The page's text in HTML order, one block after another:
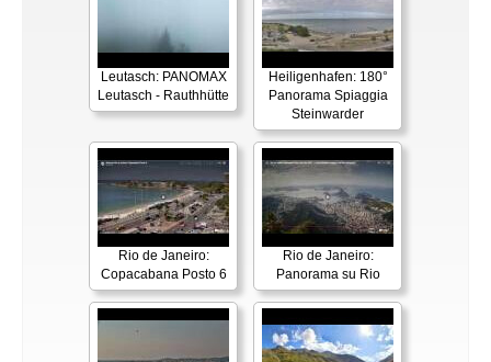
Leutasch: PANOMAX
Leutasch - Rauthhütte
Heiligenhafen: 180°
Panorama Spiaggia
Steinwarder
Rio de Janeiro:
Copacabana Posto 6
Rio de Janeiro:
Panorama su Rio